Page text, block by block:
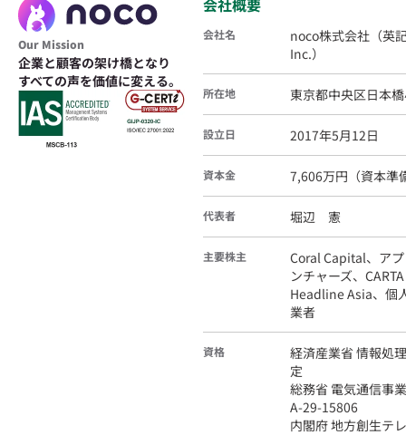
Our Mission
企業と顧客の架け橋となり
すべての声を価値に変える。
会社概要
会社名
noco株式会社（英
Inc.）
所在地 東京都中央区日本
設立日 2017年5月12日
資本金 7,606万円（資本準
代表者 堀辺 憲
主要株主
Coral Capital、ア
ンチャーズ、
Headline Asia、個
業者
資格
経済産業省 情報処
定
総務省 電気通信事
A-29-15806
内閣府 地方創生テ